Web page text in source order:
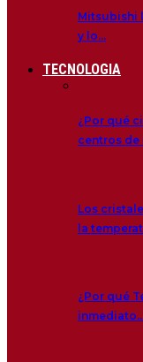
Mitsubishi
y lo…
TECNOLOGIA
¿Por qué
centros de
Los
la
¿Por qué